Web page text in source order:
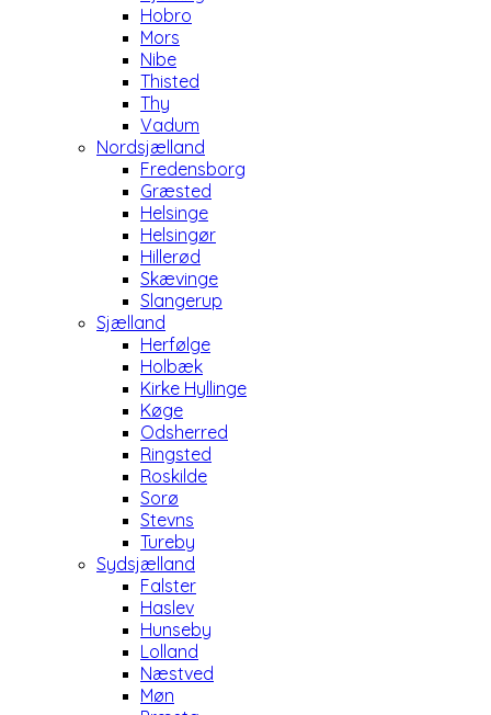
Hobro
Mors
Nibe
Thisted
Thy
Vadum
Nordsjælland
Fredensborg
Græsted
Helsinge
Helsingør
Hillerød
Skævinge
Slangerup
Sjælland
Herfølge
Holbæk
Kirke Hyllinge
Køge
Odsherred
Ringsted
Roskilde
Sorø
Stevns
Tureby
Sydsjælland
Falster
Haslev
Hunseby
Lolland
Næstved
Møn